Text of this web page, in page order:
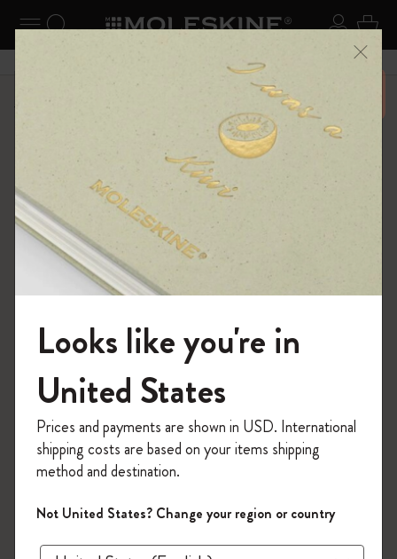
ナビゲーションの切替 ログ
検索 (キーワードなど) カ
6,500円以上のご購入で送料無料 メニ
ーを閉じる
ショップ
モレスキンの世界へようこそ
「WELCOME10」を入力すると、初回注
文が10%オフ＋送料無料になります。セ
ール・アウトレット品は適用外。
Moleskineアカウントを作成して限定オフ
ァーや会員特典、さらに多くのインスピ
レーションを手に入れましょう。
Looks like you're in
United States
Prices and payments are shown in USD. International
shipping costs are based on your items shipping
method and destination.
Not United States? Change your region or country